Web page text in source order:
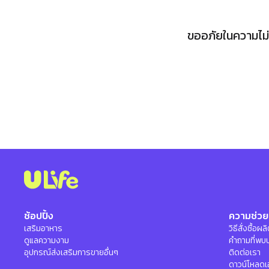
ขออภัยในความ
ช้อปปิ้ง
เสริมอาหาร
ดูแลความงาม
อุปกรณ์ส่งเสริมการขายอื่นๆ
ความช่ว
วิธีสั่งซื้อผ
คำถามที่พบ
ติดต่อเรา
ดาวน์โหลด